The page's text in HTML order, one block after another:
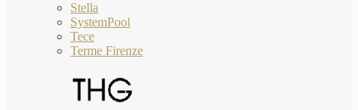
Stella
SystemPool
Tece
Terme Firenze